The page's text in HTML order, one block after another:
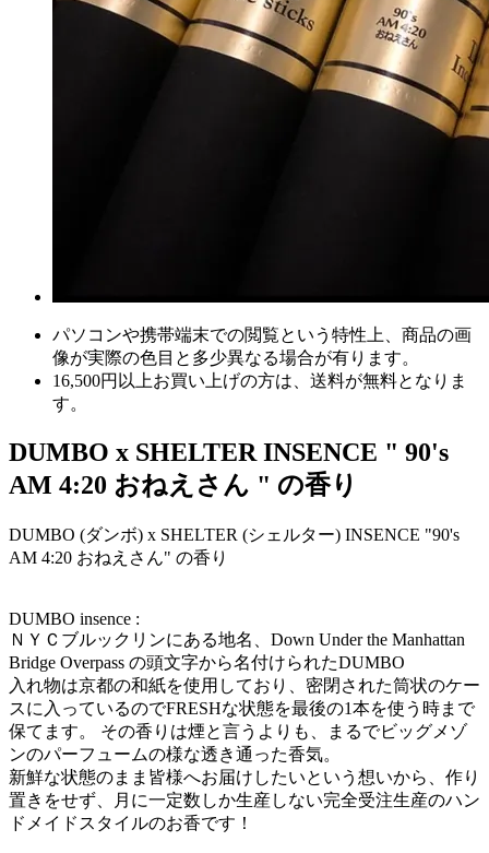
パソコンや携帯端末での閲覧という特性上、商品の画
像が実際の色目と多少異なる場合が有ります。
16,500円以上お買い上げの方は、 送料が無料となりま
す。
DUMBO x SHELTER INSENCE " 90's
AM 4:20 おねえさん " の香り
DUMBO (ダンボ) x SHELTER (シェルター) INSENCE "90's
AM 4:20 おねえさん" の香り
DUMBO insence :
ＮＹＣブルックリンにある地名、Down Under the Manhattan
Bridge Overpass の頭文字から名付けられたDUMBO
入れ物は京都の和紙を使用しており、密閉された筒状のケー
スに入っているのでFRESHな状態を最後の1本を使う時まで
保てます。 その香りは煙と言うよりも、まるでビッグメゾ
ンのパーフュームの様な透き通った香気。
新鮮な状態のまま皆様へお届けしたいという想いから、作り
置きをせず、月に一定数しか生産しない完全受注生産のハン
ドメイドスタイルのお香です！